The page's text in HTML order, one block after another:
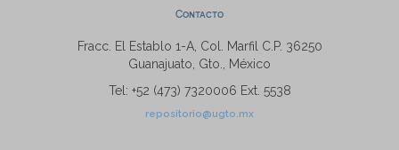
Contacto
Fracc. El Establo 1-A, Col. Marfil C.P. 36250
Guanajuato, Gto., México
Tel: +52 (473) 7320006 Ext. 5538
repositorio@ugto.mx